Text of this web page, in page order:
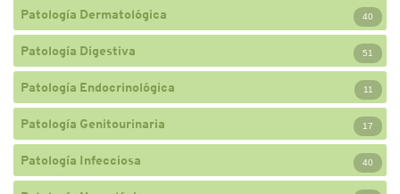
Patología Dermatológica 40
Patología Digestiva 51
Patología Endocrinológica 11
Patología Genitourinaria 17
Patología Infecciosa 40